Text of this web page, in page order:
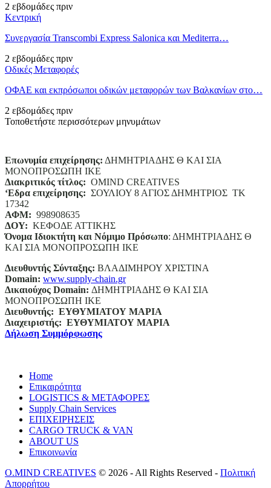
2 εβδομάδες πριν
Κεντρική
Συνεργασία Transcombi Express Salonica και Mediterra…
2 εβδομάδες πριν
Οδικές Μεταφορές
ΟΦΑΕ και εκπρόσωποι οδικών μεταφορών των Βαλκανίων στο…
2 εβδομάδες πριν
Τοποθετήστε περισσότερων μηνυμάτων
Επωνυμία επιχείρησης: ΔΗΜΗΤΡΙΑΔΗΣ Θ ΚΑΙ ΣΙΑ
ΜΟΝΟΠΡΟΣΩΠΗ ΙΚΕ
Διακριτικός τίτλος: ΟΜΙΝD CREATIVES
‘Eδρα επιχείρησης: ΣΟΥΛΙΟΥ 8 ΑΓΙΟΣ ΔΗΜΗΤΡΙΟΣ ΤΚ
17342
ΑΦΜ: 998908635
ΔΟΥ: ΚΕΦΟΔΕ ΑΤΤΙΚΗΣ
Όνομα Ιδιοκτήτη και Νόμιμο Πρόσωπο: ΔΗΜΗΤΡΙΑΔΗΣ Θ
ΚΑΙ ΣΙΑ ΜΟΝΟΠΡΟΣΩΠΗ ΙΚΕ
Διευθυντής Σύνταξης: ΒΛΑΔΙΜΗΡΟΥ ΧΡΙΣΤΙΝΑ
Domain: www.supply-chain.gr
Δικαιούχος Domain: ΔΗΜΗΤΡΙΑΔΗΣ Θ ΚΑΙ ΣΙΑ
ΜΟΝΟΠΡΟΣΩΠΗ ΙΚΕ
Διευθυντής: ΕΥΘΥΜΙΑΤΟΥ ΜΑΡΙΑ
Διαχειριστής: ΕΥΘΥΜΙΑΤΟΥ ΜΑΡΙΑ
Δήλωση Συμμόρφωσης
Home
Επικαιρότητα
LOGISTICS & ΜΕΤΑΦΟΡΕΣ
Supply Chain Services
ΕΠΙΧΕΙΡΗΣΕΙΣ
CARGO TRUCK & VAN
ABOUT US
Επικοινωνία
O.MIND CREATIVES © 2026 - All Rights Reserved - Πολιτική
Απορρήτου